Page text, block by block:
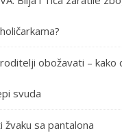
obožavati – kako
svuda
žvaku sa pantalona